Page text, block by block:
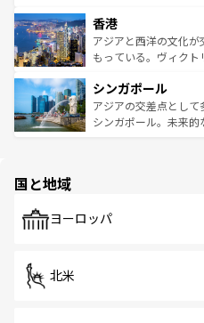
とつ。フォーやバイン
ひ現地で味わいたい
が旅行者を迎えてく
参照してほしい。
の活気が交差している
帯で自然と触れ合い
いビーチでリゾート
激する。気候は一年中
が待っている。親し
た文化、そして多様
香港
アジアと西洋の文化
もっている。ヴィク
み、どこを訪れても感
ており、効率よく見
うな絶景から文化的
シンガポール
アジアの交差点とし
シンガポール。未来
で、ホーカーズは地元
国と地域
ヨーロッパ
北米